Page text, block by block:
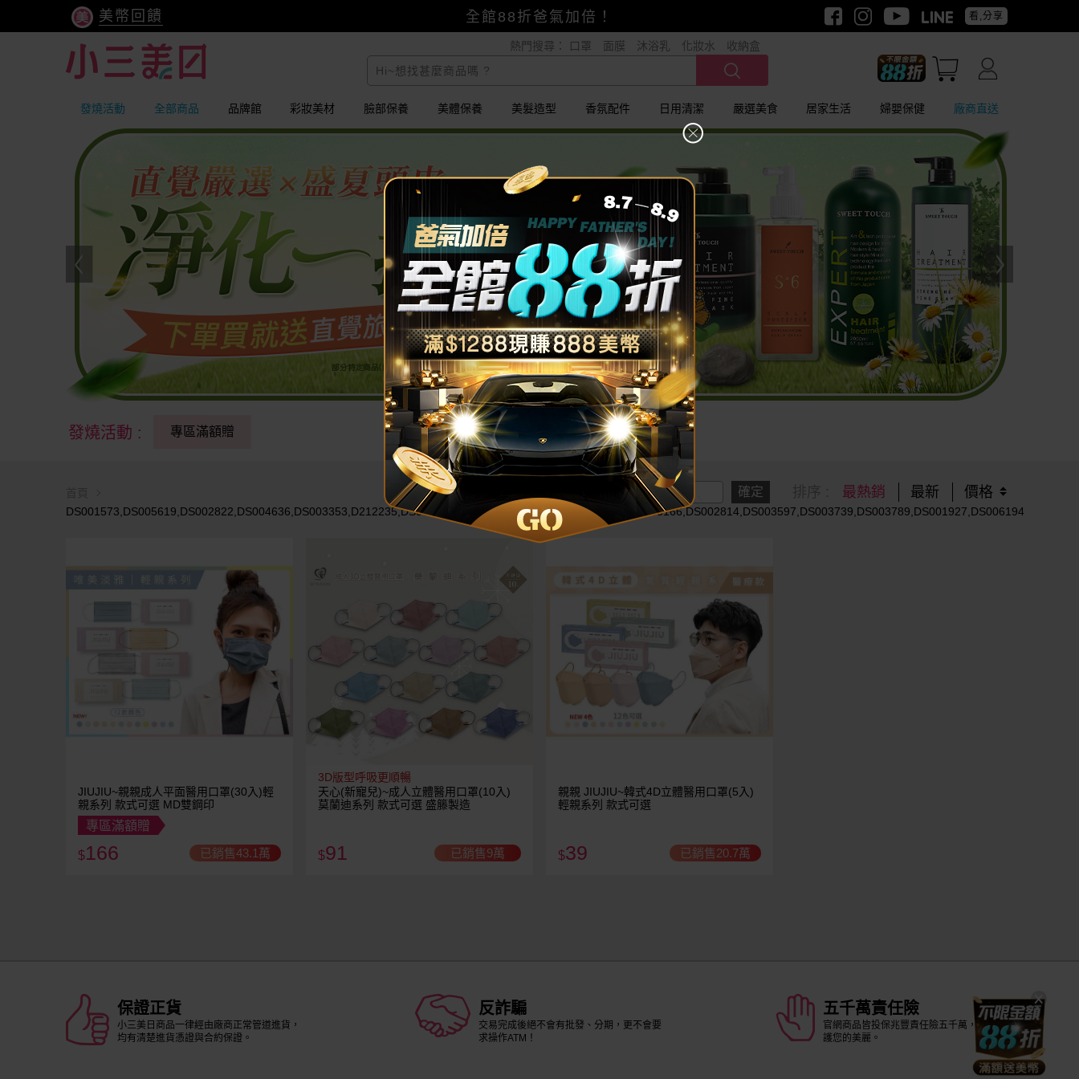
美幣回饋
小三美日x全支付~美幣+全點折上折超划算
全館88折爸氣加倍！
看,分享
熱門搜尋： 口罩 面膜 沐浴乳 化妝水 收納盒
發燒活動 全部商品 品牌館 彩妝美材 臉部保養 美體保養 美髮造型 香氛配件 日用清潔 嚴選美食 居家生活 婦嬰保健 廠商直送
發燒活動 : 專區滿額贈
最熱銷 最新 價格
確定
DS001573,DS005619,DS002822,DS004636,DS003353,D212235,DS003519,DS003163,DS003058,DS002025,DS003166,DS002814,DS003597,DS003739,DS003789,DS001927,DS006194
JIUJIU~親親成人平面醫用口罩(30入)輕
親系列 款式可選 MD雙鋼印
專區滿額贈
$166 已銷售43.1萬
3D版型呼吸更順暢
天心(新寵兒)~成人立體醫用口罩(10入)
莫蘭迪系列 款式可選 盛籐製造
$91 已銷售9萬
親親 JIUJIU~韓式4D立體醫用口罩(5入)
輕親系列 款式可選
$39 已銷售20.7萬
保證正貨
小三美日商品一律經由廠商正常管道進貨，
均有清楚進貨憑證與合約保證。
反詐騙
交易完成後絕不會有批發、分期，更不會要
求操作ATM！
五千萬責任險
官網商品皆投保兆豐責任險五千萬，安全守
護您的美麗。